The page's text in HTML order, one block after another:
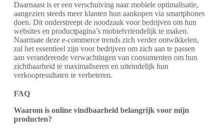
Daarnaast is er een verschuiving naar mobiele optimalisatie,
aangezien steeds meer klanten hun aankopen via smartphones
doen. Dit onderstreept de noodzaak voor bedrijven om hun
websites en productpagina’s mobielvriendelijk te maken.
Naarmate deze e-commerce trends zich verder ontwikkelen,
zal het essentieel zijn voor bedrijven om zich aan te passen
aan veranderende verwachtingen van consumenten om hun
zichtbaarheid te maximaliseren en uiteindelijk hun
verkoopresultaten te verbeteren.
FAQ
Waarom is online vindbaarheid belangrijk voor mijn
producten?